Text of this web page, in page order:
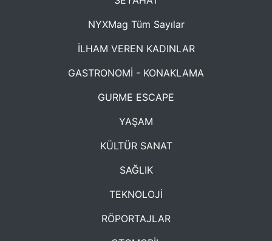
NYXMag Tüm Sayılar
İLHAM VEREN KADINLAR
GASTRONOMİ - KONAKLAMA
GURME ESCAPE
YAŞAM
KÜLTÜR SANAT
SAĞLIK
TEKNOLOJİ
RÖPORTAJLAR